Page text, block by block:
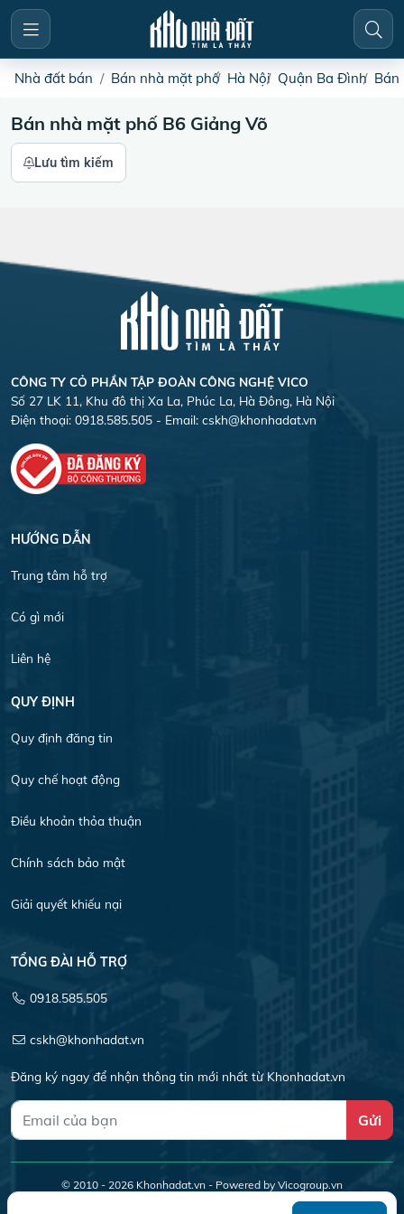
Nhà đất bán Bán nhà mặt phố Hà Nội Quận Ba Đình Bán
Bán nhà mặt phố B6 Giảng Võ
Lưu tìm kiếm
CÔNG TY CỎ PHẦN TẬP ĐOÀN CÔNG NGHỆ VICO
Số 27 LK 11, Khu đô thị Xa La, Phúc La, Hà Đông, Hà Nội
Điện thoại: 0918.585.505 - Email: cskh@khonhadat.vn
HƯỚNG DẪN
Trung tâm hỗ trợ
Có gì mới
Liên hệ
QUY ĐỊNH
Quy định đăng tin
Quy chế hoạt động
Điều khoản thỏa thuận
Chính sách bảo mật
Giải quyết khiếu nại
TỔNG ĐÀI HỖ TRỢ
0918.585.505
cskh@khonhadat.vn
Đăng ký ngay để nhận thông tin mới nhất từ Khonhadat.vn
Gửi
© 2010 - 2026 Khonhadat.vn - Powered by Vicogroup.vn